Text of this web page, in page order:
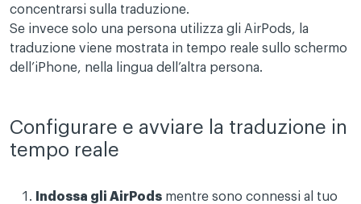
concentrarsi sulla traduzione.
Se invece solo una persona utilizza gli AirPods, la
traduzione viene mostrata in tempo reale sullo schermo
dell’iPhone, nella lingua dell’altra persona.
Configurare e avviare la traduzione in
tempo reale
Indossa gli AirPods mentre sono connessi al tuo